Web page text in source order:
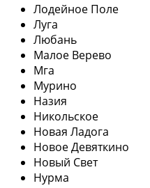
Лодейное Поле
Луга
Любань
Малое Верево
Мга
Мурино
Назия
Никольское
Новая Ладога
Новое Девяткино
Новый Свет
Нурма